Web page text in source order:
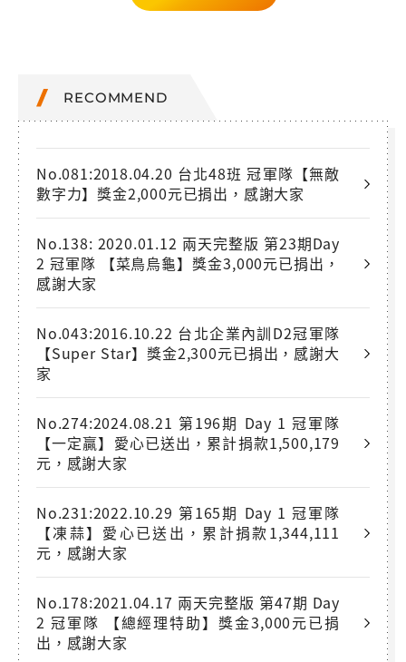
RECOMMEND
No.081:2018.04.20 台北48班 冠軍隊【無敵
數字力】獎金2,000元已捐出，感謝大家
No.138: 2020.01.12 兩天完整版 第23期Day
2 冠軍隊 【菜鳥烏龜】獎金3,000元已捐出，
感謝大家
No.043:2016.10.22 台北企業內訓D2冠軍隊
【Super Star】獎金2,300元已捐出，感謝大
家
No.274:2024.08.21 第196期 Day 1 冠軍隊
【一定贏】愛心已送出，累計捐款1,500,179
元，感謝大家
No.231:2022.10.29 第165期 Day 1 冠軍隊
【凍蒜】愛心已送出，累計捐款1,344,111
元，感謝大家
No.178:2021.04.17 兩天完整版 第47期 Day
2 冠軍隊 【總經理特助】獎金3,000元已捐
出，感謝大家